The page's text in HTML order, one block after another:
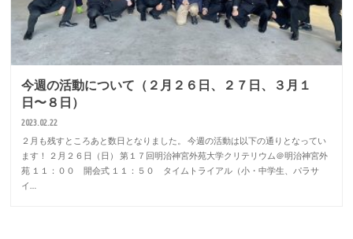
今週の活動について（２月２６日、２７日、３月１
日〜８日）
2023.02.22
２月も残すところあと数日となりました。 今週の活動は以下の通りとなってい
ます！ ２月２６日（日） 第１７回明治神宮外苑大学クリテリウム＠明治神宮外
苑 １１：００ 開会式 １１：５０ タイムトライアル（小・中学生、パラサ
イ…